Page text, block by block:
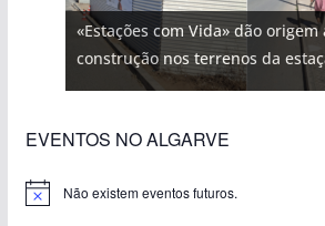
«Estações com Vida» dão origem
construção nos terrenos da
EVENTOS NO ALGARVE
Não existem eventos futuros.